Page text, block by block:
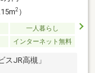
2）
一人暮らし
インターネット無料
スJR高槻」